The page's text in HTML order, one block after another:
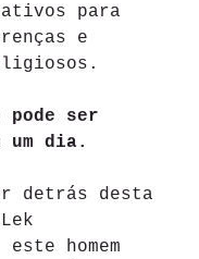
para
e
pode ser
um dia.
detrás desta
homem